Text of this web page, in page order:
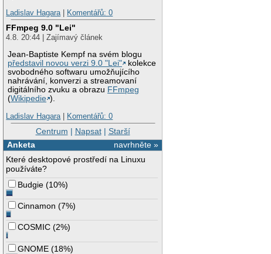
Ladislav Hagara | Komentářů: 0
FFmpeg 9.0 "Lei"
4.8. 20:44 | Zajímavý článek
Jean-Baptiste Kempf na svém blogu
představil novou verzi 9.0 "Lei"
kolekce
svobodného softwaru umožňujícího
nahrávání, konverzi a streamovaní
digitálního zvuku a obrazu FFmpeg
(Wikipedie ).
Ladislav Hagara | Komentářů: 0
Centrum | Napsat| Starší
navrhněte »
Anketa
Které desktopové prostředí na Linuxu
používáte?
Budgie (10%)
Cinnamon (7%)
COSMIC (2%)
GNOME (18%)